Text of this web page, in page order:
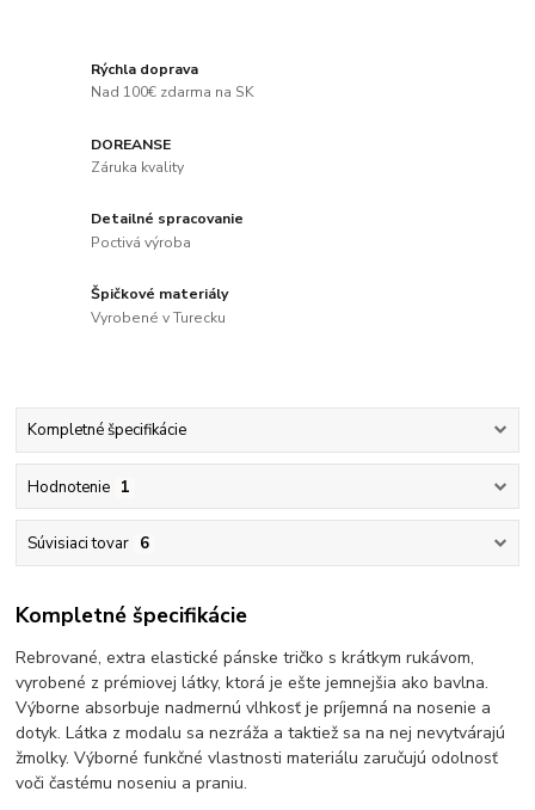
Rýchla doprava
Nad 100€ zdarma na SK
DOREANSE
Záruka kvality
Detailné spracovanie
Poctivá výroba
Špičkové materiály
Vyrobené v Turecku
Kompletné špecifikácie
Hodnotenie 1
Súvisiaci tovar 6
Kompletné špecifikácie
Rebrované, extra elastické pánske tričko s krátkym rukávom,
vyrobené z prémiovej látky, ktorá je ešte jemnejšia ako bavlna.
Výborne absorbuje nadmernú vlhkosť je príjemná na nosenie a
dotyk. Látka z modalu sa nezráža a taktiež sa na nej nevytvárajú
žmolky. Výborné funkčné vlastnosti materiálu zaručujú odolnosť
voči častému noseniu a praniu.